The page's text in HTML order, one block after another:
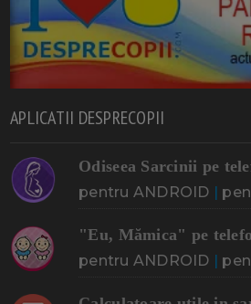
APLICATII DESPRECOPII
Odiseea Sarcinii pe
pentru ANDROID |
"Eu, Mămica" pe
pentru ANDROID |